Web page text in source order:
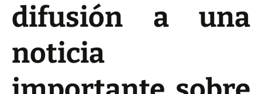
difusión a una
noticia